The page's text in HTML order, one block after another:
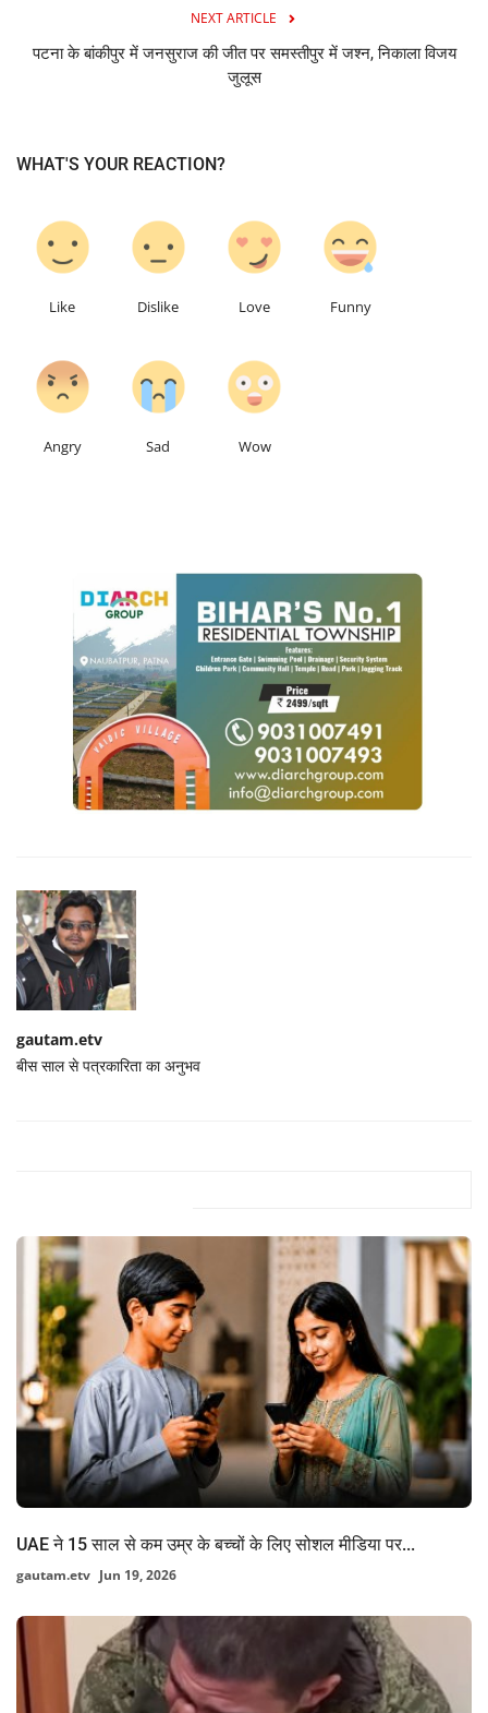
NEXT ARTICLE
पटना के बांकीपुर में जनसुराज की जीत पर समस्तीपुर में जश्न, निकाला विजय
जुलूस
WHAT'S YOUR REACTION?
Like Dislike Love Funny
Angry Sad Wow
gautam.etv
बीस साल से पत्रकारिता का अनुभव
UAE ने 15 साल से कम उम्र के बच्चों के लिए सोशल मीडिया पर...
gautam.etv Jun 19, 2026